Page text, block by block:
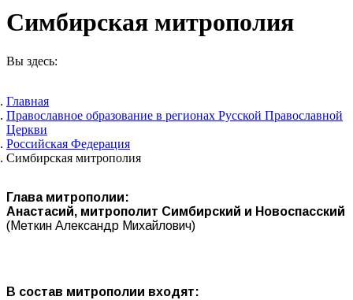
Симбирская митрополия
Вы здесь:
Главная
Православное образование в регионах Русской Православной
Церкви
Российская Федерация
Симбирская митрополия
Глава митрополии:
Анастасий, митрополит Симбирский и Новоспасский
(Меткин Александр Михайлович)
В состав митрополии входят: